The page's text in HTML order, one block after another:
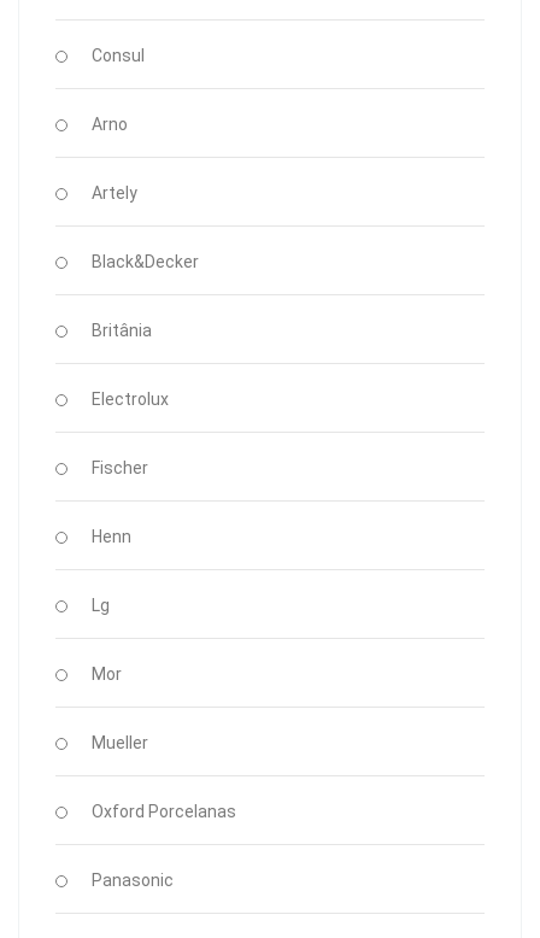
Consul
Arno
Artely
Black&Decker
Britânia
Electrolux
Fischer
Henn
Lg
Mor
Mueller
Oxford Porcelanas
Panasonic